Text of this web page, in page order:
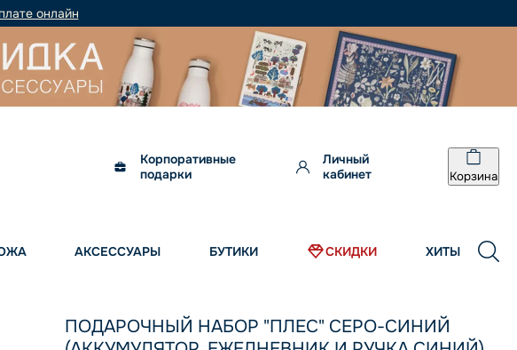
онлайн
Корпоративные
подарки
Личный
кабинет
Корзина
АКСЕССУАРЫ БУТИКИ СКИДКИ ХИТЫ
ПОДАРОЧНЫЙ НАБОР "ПЛЕС" СЕРО-СИНИЙ